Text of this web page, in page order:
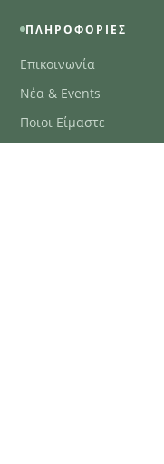
ΠΛΗΡΟΦΟΡΊΕΣ
Επικοινωνία
Νέα & Events
Ποιοι Είμαστε